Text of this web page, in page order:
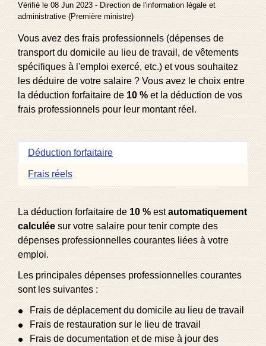
Vérifié le 08 Jun 2023 - Direction de l'information légale et
administrative (Première ministre)
Vous avez des frais professionnels (dépenses de
transport du domicile au lieu de travail, de vêtements
spécifiques à l'emploi exercé, etc.) et vous souhaitez
les déduire de votre salaire ? Vous avez le choix entre
la déduction forfaitaire de 10 % et la déduction de vos
frais professionnels pour leur montant réel.
Déduction forfaitaire
Frais réels
La déduction forfaitaire de 10 % estautomatiquement
calculée sur votre salaire pour tenir compte des
dépenses professionnelles courantes liées à votre
emploi.
Les principales dépenses professionnelles courantes
sont les suivantes :
Frais de déplacement du domicile au lieu de travail
Frais de restauration sur le lieu de travail
Frais de documentation et de mise à jour des